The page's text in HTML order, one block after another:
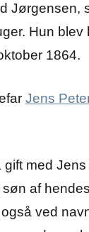
Jørgensen,
Hun blev
1864.
Jens
med
af hendes
ved